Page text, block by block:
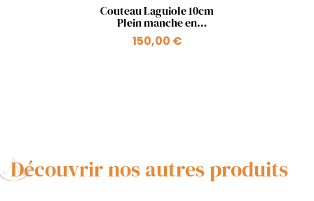
Aperçu rapide
Couteau Laguiole 10cm
Plein manche en
pistachier
150,00 €
Découvrir nos autres produits